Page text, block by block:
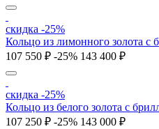
скидка -25%
Кольцо из лимонного золота с
107 550 ₽ -25% 143 400 ₽
скидка -25%
Кольцо из белого золота с
107 250 ₽ -25% 143 000 ₽